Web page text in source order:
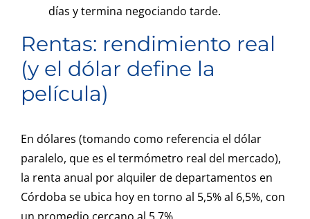
días y termina negociando tarde.
Rentas: rendimiento real
(y el dólar define la
película)
En dólares (tomando como referencia el dólar
paralelo, que es el termómetro real del mercado),
la renta anual por alquiler de departamentos en
Córdoba se ubica hoy en torno al 5,5% al 6,5%, con